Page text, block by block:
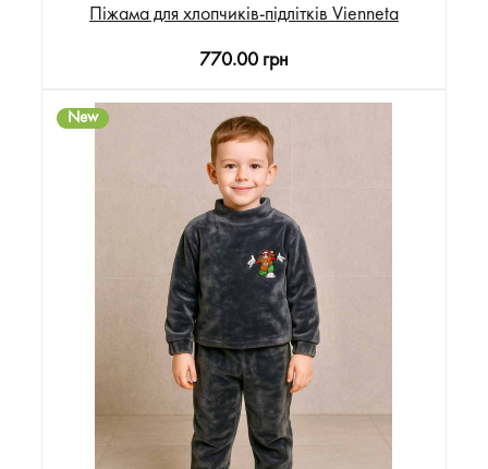
Піжама для хлопчиків-підлітків Vienneta
770.00 грн
New